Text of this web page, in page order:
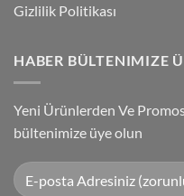
Gizlilik Politikası
HABER BÜLTENIMIZE
Yeni Ürünlerden Ve
bültenimize üye olun